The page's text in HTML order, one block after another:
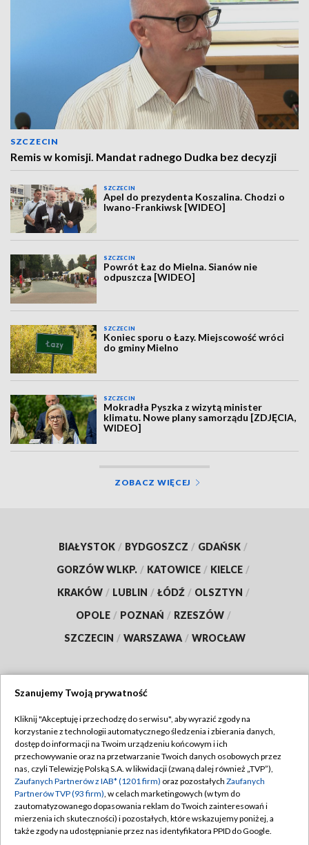
SZCZECIN
Remis w komisji. Mandat radnego Dudka bez decyzji
SZCZECIN
Apel do prezydenta Koszalina. Chodzi o
Iwano-Frankiwsk [WIDEO]
SZCZECIN
Powrót Łaz do Mielna. Sianów nie
odpuszcza [WIDEO]
SZCZECIN
Koniec sporu o Łazy. Miejscowość wróci
do gminy Mielno
SZCZECIN
Mokradła Pyszka z wizytą minister
klimatu. Nowe plany samorządu [ZDJĘCIA,
WIDEO]
ZOBACZ WIĘCEJ
BIAŁYSTOK / BYDGOSZCZ / GDAŃSK /
GORZÓW WLKP. / KATOWICE / KIELCE /
KRAKÓW / LUBLIN / ŁÓDŹ / OLSZTYN /
OPOLE / POZNAŃ / RZESZÓW /
SZCZECIN / WARSZAWA / WROCŁAW
TVP
Abonament TVP
Emisja w TVP
Centrum informacji TVP
Naziemna Telewizja Cyfrowa
Regulamin TVP
Polityka prywatności
Moje zgody
Pomoc
Szanujemy Twoją prywatność
Kliknij "Akceptuję i przechodzę do serwisu", aby wyrazić zgody na
korzystanie z technologii automatycznego śledzenia i zbierania danych,
dostęp do informacji na Twoim urządzeniu końcowym i ich
przechowywanie oraz na przetwarzanie Twoich danych osobowych przez
nas, czyli Telewizję Polską S.A. w likwidacji (zwaną dalej również „TVP”),
Zaufanych Partnerów z IAB* (1201 firm) oraz pozostałych Zaufanych
Partnerów TVP (93 firm), w celach marketingowych (w tym do
zautomatyzowanego dopasowania reklam do Twoich zainteresowań i
mierzenia ich skuteczności) i pozostałych, które wskazujemy poniżej, a
także zgody na udostępnianie przez nas identyfikatora PPID do Google.